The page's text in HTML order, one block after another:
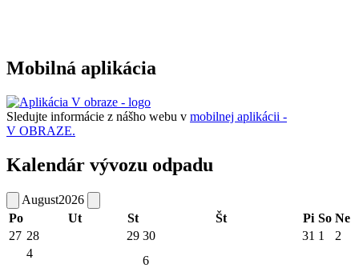
Mobilná aplikácia
Sledujte informácie z nášho webu v mobilnej aplikácii -
V OBRAZE.
Kalendár vývozu odpadu
August2026
Po
Ut St Št Pi So Ne
27 28 29 30 31 1 2
4
6